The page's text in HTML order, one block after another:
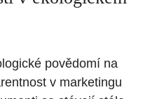
povědomí na
v marketingu